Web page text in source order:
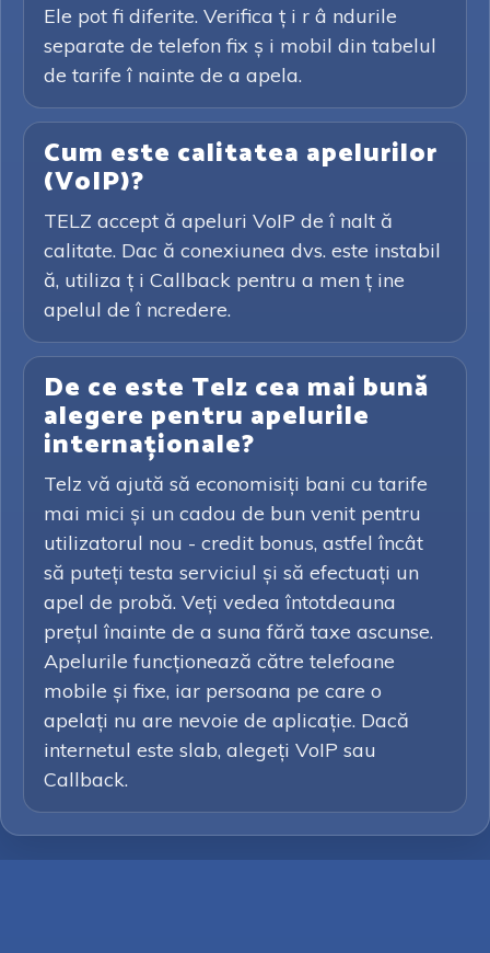
Ele pot fi diferite. Verifica ț i r â ndurile
separate de telefon fix ș i mobil din tabelul
de tarife î nainte de a apela.
Cum este calitatea apelurilor
(VoIP)?
TELZ accept ă apeluri VoIP de î nalt ă
calitate. Dac ă conexiunea dvs. este instabil
ă, utiliza ț i Callback pentru a men ț ine
apelul de î ncredere.
De ce este Telz cea mai bună
alegere pentru apelurile
internaționale?
Telz vă ajută să economisiți bani cu tarife
mai mici și un cadou de bun venit pentru
utilizatorul nou - credit bonus, astfel încât
să puteți testa serviciul și să efectuați un
apel de probă. Veți vedea întotdeauna
prețul înainte de a suna fără taxe ascunse.
Apelurile funcționează către telefoane
mobile și fixe, iar persoana pe care o
apelați nu are nevoie de aplicație. Dacă
internetul este slab, alegeți VoIP sau
Callback.